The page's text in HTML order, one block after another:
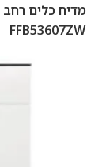
FFB53607ZW